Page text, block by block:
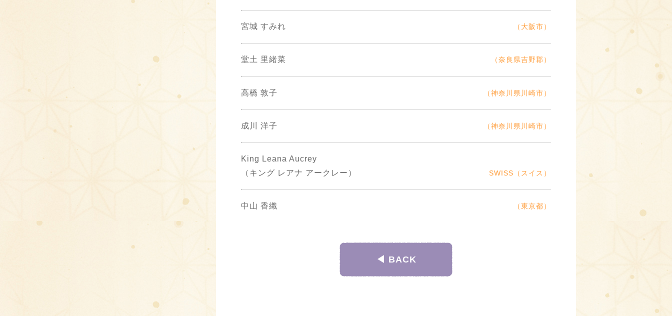
宮城 すみれ （大阪市）
堂土 里緒菜 （奈良県吉野郡）
高橋 敦子 （神奈川県川崎市）
成川 洋子 （神奈川県川崎市）
King Leana Aucrey
（キング レアナ アークレー）
SWISS（スイス）
中山 香織 （東京都）
◀︎ BACK